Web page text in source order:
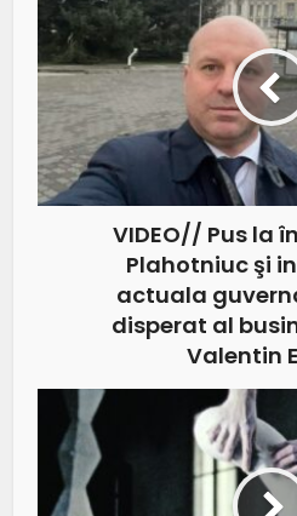
VIDEO// Pus la
Plahotniuc şi
actuala
disperat al
Valentin